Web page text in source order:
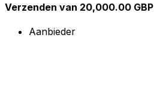
Verzenden van 20,000.00 GBP
Aanbieder